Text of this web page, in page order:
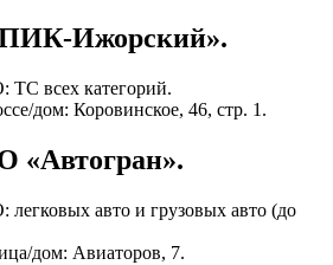
Ижорский».
ТС всех категорий.
дом: Коровинское, 46, стр. 1.
«Автогран».
легковых авто и грузовых авто (до
дом: Авиаторов, 7.